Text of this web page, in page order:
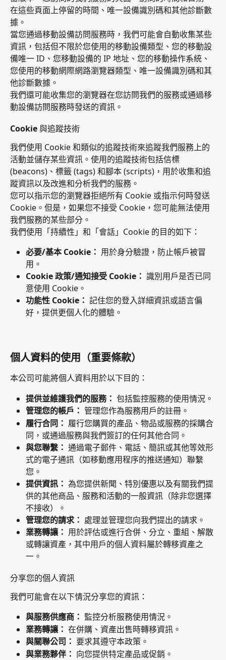
在這些頁面上停留的時間、唯一設備識別碼和其他診斷數
據。
當您通過移動設備訪問服務時，我們可能會自動收集某些
資訊，包括但不限於您使用的移動設備類型、您的移動設
備唯一 ID、您移動設備的 IP 地址、您的移動操作系統、
您使用的移動網際網路瀏覽器類型、唯一設備識別碼和其
他診斷數據。
我們還可能收集您的瀏覽器在您訪問我們的服務或通過移
動設備訪問服務時發送的資訊。
Cookie 與追蹤技術
我們使用 Cookie 和類似的追蹤技術來追蹤我們服務上的
活動並儲存某些資訊。使用的追蹤技術包括信標
(beacons)、標籤 (tags) 和腳本 (scripts)，用於收集和追
蹤資訊以及改進和分析我們的服務。
您可以指示您的瀏覽器拒絕所有 Cookie 或指示何時發送
Cookie。但是，如果您不接受 Cookie，您可能無法使用
我們服務的某些部分。
我們使用「持續性」和「會話」Cookie 的目的如下：
必要/基本 Cookie： 用於身分驗證，防止帳戶被冒
用。
Cookie 政策/通知接受 Cookie： 識別用戶是否已同
意使用 Cookie。
功能性 Cookie： 記住您的登入詳細資訊或語言偏
好，提供更個人化的體驗。
個人資料的使用（重要條款）
本公司可能將個人資料用於以下目的：
提供並維護我們的服務： 包括監控服務的使用情況。
管理您的帳戶： 管理您作為服務用戶的註冊。
履行合同： 履行您購買的產品、物品或服務的採購合
同，或通過服務與我們簽訂的任何其他合同。
與您聯繫： 通過電子郵件、電話、簡訊或其他等效形
式的電子通訊（如移動應用程序的推送通知）聯繫
您。
提供資訊： 為您提供新聞、特別優惠以及有關我們提
供的其他商品、服務和活動的一般資訊（除非您選擇
不接收）。
管理您的請求： 處理並管理您向我們提出的請求。
業務轉讓： 用於評估或進行合併、分立、重組、解散
或轉讓資產，其中用戶的個人資料屬於轉移資產之
一。
分享您的個人資訊
我們可能會在以下情況分享您的資訊：
與服務供應商： 監控分析服務使用情況。
業務轉讓： 在併購、資產出售時轉移資訊。
與關聯公司： 要求其遵守本政策。
與業務夥伴： 向您提供特定產品或促銷。